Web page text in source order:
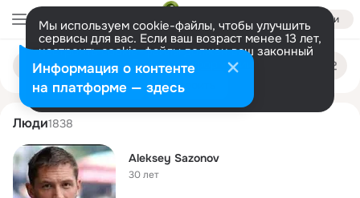
Войти
Мы используем cookie-файлы, чтобы улучшить
сервисы для вас. Если ваш возраст менее 13 лет,
настроить cookie-файлы должен ваш законный
представитель. Больше информации
Разрешить все Настроить
Поиск
людям
aleksey sazonov
Люди1838
Aleksey Sazonov
30 лет
Информация о контенте
на платформе — здесь